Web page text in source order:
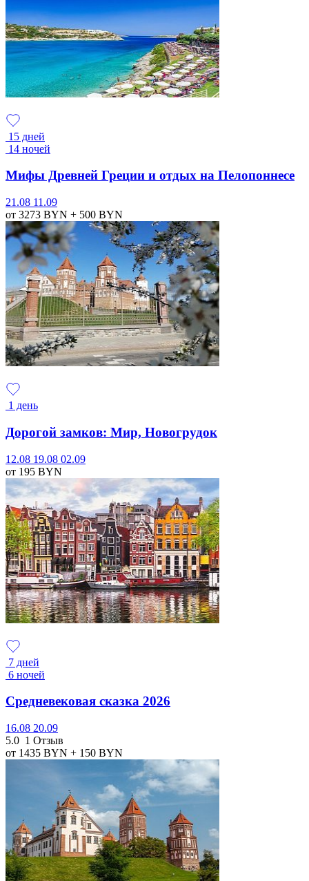
15 дней
14 ночей
Мифы Древней Греции и отдых на Пелопоннесе
21.08 11.09
от 3273 BYN + 500 BYN
1 день
Дорогой замков: Мир, Новогрудок
12.08 19.08 02.09
от 195 BYN
7 дней
6 ночей
Средневековая сказка 2026
16.08 20.09
5.0 1 Отзыв
от 1435 BYN + 150 BYN